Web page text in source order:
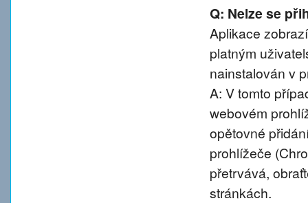
Q: Nelze se
Aplikace
platným
nainstalován v
A: V tomto
webovém
opětovné
prohlížeče
přetrvává,
stránkách.